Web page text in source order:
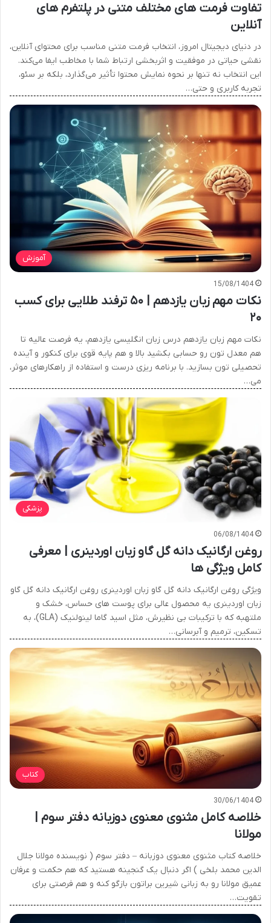
تفاوت فرمت های مختلف متنی در پلتفرم های
آنلاین
در دنیای دیجیتال امروز، انتخاب فرمت متنی مناسب برای محتوای آنلاین،
نقشی حیاتی در موفقیت و اثربخشی ارتباط شما با مخاطب ایفا می‌کند.
این انتخاب نه تنها بر نحوه نمایش محتوا تأثیر می‌گذارد، بلکه بر سئو،
تجربه کاربری و حتی…
آموزش
15/08/1404
نکات مهم زبان یازدهم | ۵۰ ترفند طلایی برای کسب
۲۰
نکات مهم زبان یازدهم درس زبان انگلیسی یازدهم، یه فرصت عالیه تا
هم معدل تون رو حسابی بکشید بالا و هم پایه قوی برای کنکور و آینده
تحصیلی تون بسازید. با برنامه ریزی درست و استفاده از راهکارهای موثر،
می…
پزشکی
06/08/1404
روغن ارگانیک دانه گل گاو زبان اوردینری | معرفی
کامل ویژگی ها
ویژگی روغن ارگانیک دانه گل گاو زبان اوردینری روغن ارگانیک دانه گل گاو
زبان اوردینری یه محصول عالی برای پوست های حساس، خشک و
ملتهبه که با ترکیبات بی نظیرش، مثل اسید گاما لینولنیک (GLA)، به
تسکین، ترمیم و آبرسانی…
کتاب
30/06/1404
خلاصه کامل مثنوی معنوی دوزبانه دفتر سوم |
مولانا
خلاصه کتاب مثنوی معنوی دوزبانه – دفتر سوم ( نویسنده مولانا جلال
الدین محمد بلخی ) اگر دنبال یک گنجینه هستید که هم حکمت و عرفان
عمیق مولانا رو به زبانی شیرین براتون بازگو کنه و هم فرصتی برای
تقویت…